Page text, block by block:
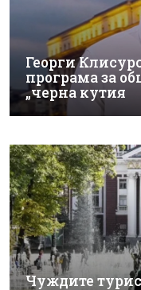
Георги
програма за
„черна кутия
Чуждите